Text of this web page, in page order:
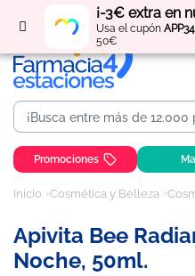
¡-3€ extra en
Usa el cupón
50€
Regístratey
Promociones
Inicio Cosmética y Belleza
Apivita Bee
Noche, 50ml.